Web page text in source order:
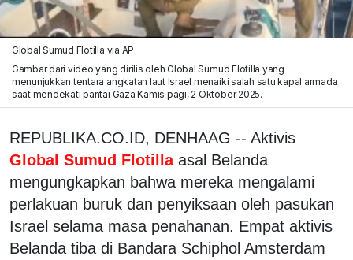
Global Sumud Flotilla via AP
Gambar dari video yang dirilis oleh Global Sumud Flotilla yang
menunjukkan tentara angkatan laut Israel menaiki salah satu kapal armada
saat mendekati pantai Gaza Kamis pagi, 2 Oktober 2025.
REPUBLIKA.CO.ID, DENHAAG -- Aktivis
Global Sumud Flotilla asal Belanda
mengungkapkan bahwa mereka mengalami
perlakuan buruk dan penyiksaan oleh pasukan
Israel selama masa penahanan. Empat aktivis
Belanda tiba di Bandara Schiphol Amsterdam